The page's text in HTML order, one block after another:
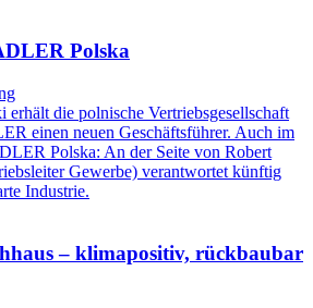
Polska
erhält die polnische Vertriebsgesellschaft
einen neuen Geschäftsführer. Auch im
Polska: An der Seite von Robert
Gewerbe) verantwortet künftig
Industrie.
– klimapositiv, rückbaubar